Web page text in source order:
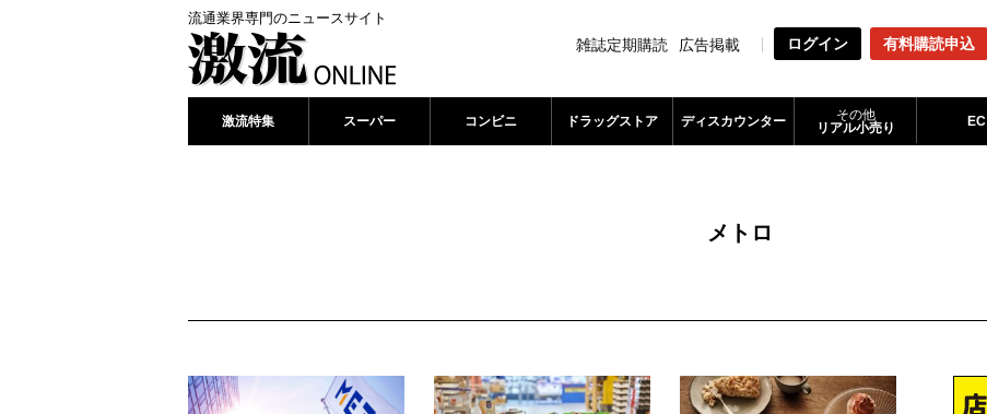
流通業界専門のニュースサイト
雑誌定期購読 広告掲載 ログイン 有料購読申込
激流特集 スーパー コンビニ ドラッグストア ディスカウンター
その他
リアル小売り
EC
メトロ